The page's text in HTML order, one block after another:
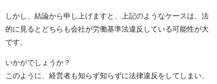
しかし、結論から申し上げますと、上記のようなケースは、法
的に見るとどちらも会社が労働基準法違反している可能性が大
です。
いかがでしょうか？
このように、経営者も知らず知らずに法律違反をしてしまい、